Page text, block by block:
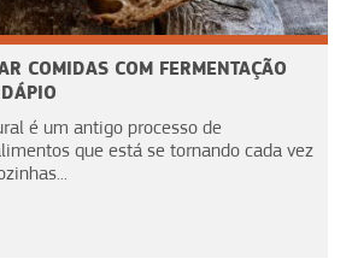
COMIDAS COM FERMENTAÇÃO
é um antigo processo de
que está se tornando cada vez